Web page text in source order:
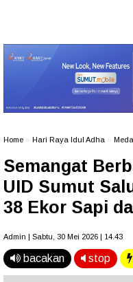
Home Hari Raya Idul Adha
Semangat
UID Sumut
38 Ekor Sapi
Admin | Sabtu, 30 Mei 2026 | 14.43
bacakan stop